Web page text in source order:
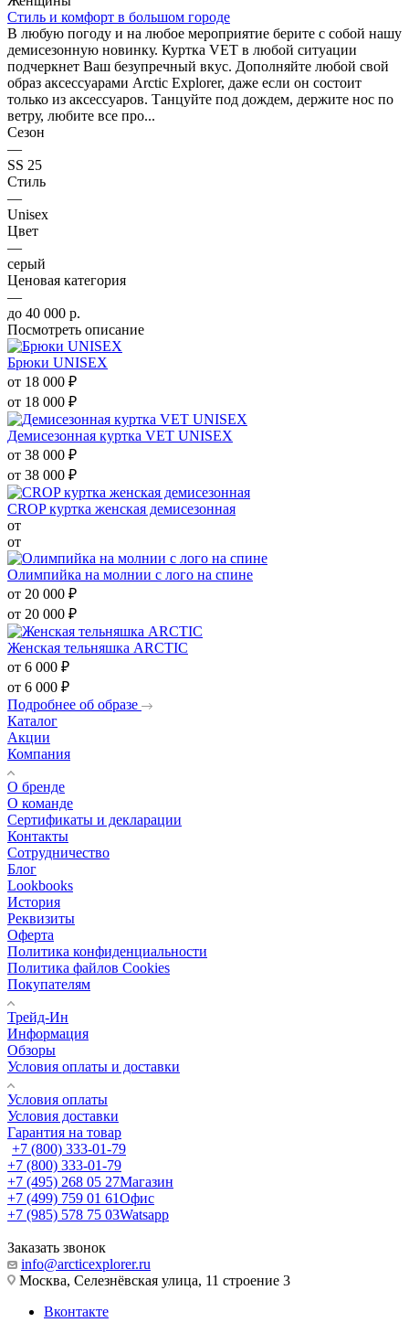
Стиль и комфорт в большом городе
В любую погоду и на любое мероприятие берите с собой нашу
демисезонную новинку. Куртка VET в любой ситуации
подчеркнет Ваш безупречный вкус. Дополняйте любой свой
образ аксессуарами Arctic Explorer, даже если он состоит
только из аксессуаров. Танцуйте под дождем, держите нос по
ветру, любите все про...
Сезон
—
SS 25
Стиль
—
Unisex
Цвет
—
серый
Ценовая категория
—
до 40 000 р.
Посмотреть описание
Брюки UNISEX
от 18 000 ₽
от 18 000 ₽
Демисезонная куртка VET UNISEX
от 38 000 ₽
от 38 000 ₽
CROP куртка женская демисезонная
от
от
Олимпийка на молнии с лого на спине
от 20 000 ₽
от 20 000 ₽
Женская тельняшка ARCTIC
от 6 000 ₽
от 6 000 ₽
Подробнее об образе
Каталог
Акции
Компания
О бренде
О команде
Сертификаты и декларации
Контакты
Сотрудничество
Блог
Lookbooks
История
Реквизиты
Оферта
Политика конфиденциальности
Политика файлов Cookies
Покупателям
Трейд-Ин
Информация
Обзоры
Условия оплаты и доставки
Условия оплаты
Условия доставки
Гарантия на товар
+7 (800) 333-01-79
+7 (800) 333-01-79
+7 (495) 268 05 27Магазин
+7 (499) 759 01 61Офис
+7 (985) 578 75 03Watsapp
Заказать звонок
info@arcticexplorer.ru
Москва, Селезнёвская улица, 11 строение 3
Вконтакте